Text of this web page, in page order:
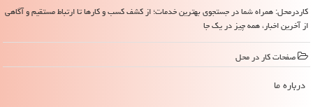
کاردرمحل: همراه شما در جستجوی بهترین خدمات؛ از کشف کسب و کارها تا ارتباط مستقیم و آگاهی
از آخرین اخبار، همه چیز در یک جا
صفحات كار در محل
درباره ما